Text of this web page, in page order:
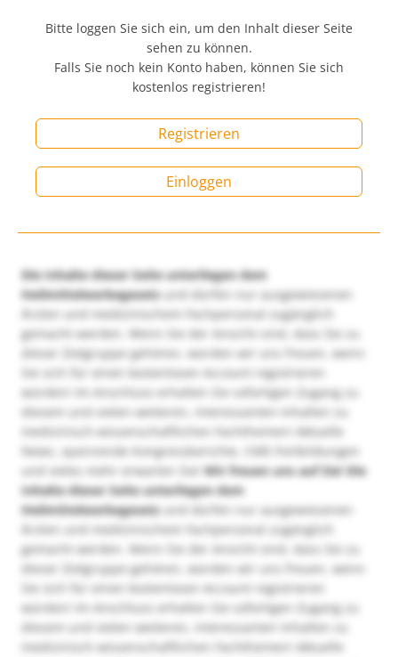
Bitte loggen Sie sich ein, um den Inhalt dieser Seite
sehen zu können.
Falls Sie noch kein Konto haben, können Sie sich
kostenlos registrieren!
Registrieren
Einloggen
Die Inhalte dieser Seite unterliegen dem
Heilmittelwerbegesetzund dürfen nur ausgewiesenen
Ärzten und medizinischem Fachpersonal zugänglich
gemacht werden. Wenn Sie der Ansicht sind, dass Sie zu
dieser Zielgruppe gehören, würden wir uns freuen, wenn
Sie sich für einen kostenlosen Account registrieren
würden! Im Anschluss erhalten Sie sofortigen Zugang zu
diesem und vielen weiteren, interessanten Inhalten zu
medizinisch-wissenschaftlichen Fachthemen! Aktuelle
News, spannende Kongressberichte, CME-Fortbildungen
und vieles mehr erwarten Sie!Wir freuen uns auf Sie! Die
Inhalte dieser Seite unterliegen dem
Heilmittelwerbegesetzund dürfen nur ausgewiesenen
Ärzten und medizinischem Fachpersonal zugänglich
gemacht werden. Wenn Sie der Ansicht sind, dass Sie zu
dieser Zielgruppe gehören, würden wir uns freuen, wenn
Sie sich für einen kostenlosen Account registrieren
würden! Im Anschluss erhalten Sie sofortigen Zugang zu
diesem und vielen weiteren, interessanten Inhalten zu
medizinisch-wissenschaftlichen Fachthemen! Aktuelle